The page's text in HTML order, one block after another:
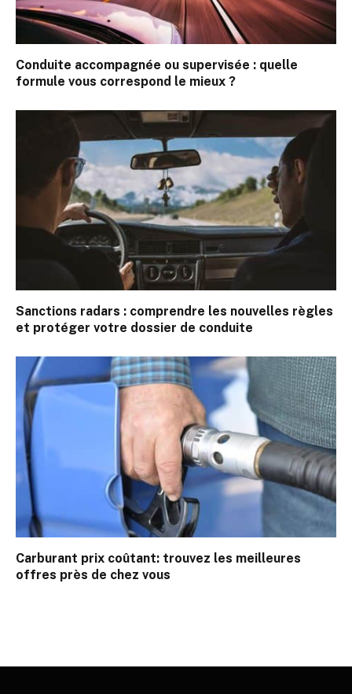
Conduite accompagnée ou supervisée : quelle
formule vous correspond le mieux ?
Sanctions radars : comprendre les nouvelles règles
et protéger votre dossier de conduite
Carburant prix coûtant: trouvez les meilleures
offres près de chez vous